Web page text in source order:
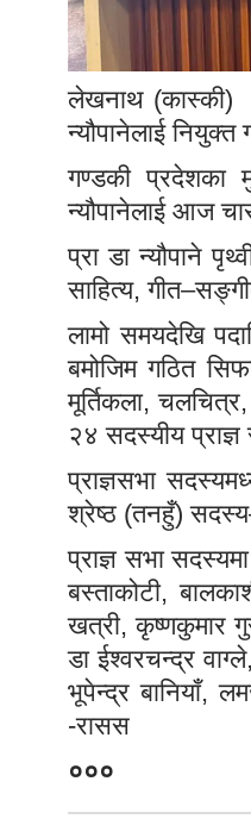
लेखनाथ (कास्की)
न्यौपानेलाई
गण्डकी प्रदेशका
न्यौपानेलाई आज
प्रा डा न्यौपाने
साहित्य,
लामो समयदेखि
बमोजिम गठित
मूर्तिकला,
२४ सदस्यीय
प्राज्ञसभा
श्रेष्ठ (तनहुँ)
प्राज्ञ सभा
बस्ताकोटी,
खत्री, कृष्णकुमार
डा ईश्वरचन्द्र
भूपेन्द्र बानियाँ,
-रासस
०००